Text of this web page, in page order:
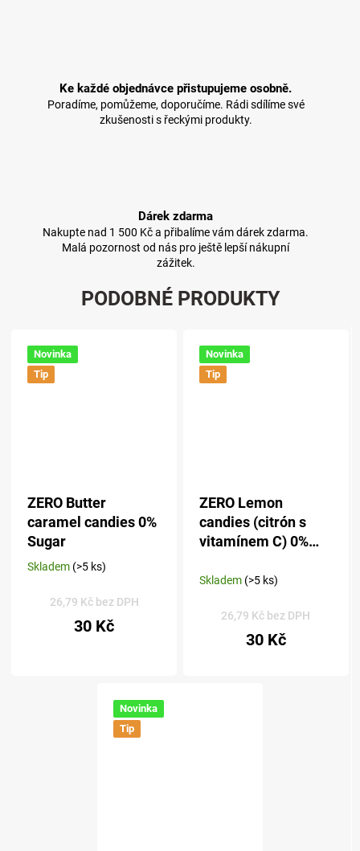
Ke každé objednávce přistupujeme osobně.
Poradíme, pomůžeme, doporučíme. Rádi sdílíme své
zkušenosti s řeckými produkty.
Dárek zdarma
Nakupte nad 1 500 Kč a přibalíme vám dárek zdarma.
Malá pozornost od nás pro ještě lepší nákupní
zážitek.
PODOBNÉ PRODUKTY
Novinka
Tip
ZERO Butter
caramel candies 0%
Sugar
Průměrné
produktu
Skladem (>5 ks)
26,79 Kč bez DPH
30 Kč
Novinka
Tip
ZERO Lemon
candies (citrón s
vitamínem C) 0%
Skladem (>5 ks)
26,79 Kč bez DPH
30 Kč
Novinka
Tip